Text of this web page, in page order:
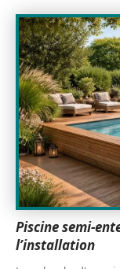
Piscine semi-
l’installation